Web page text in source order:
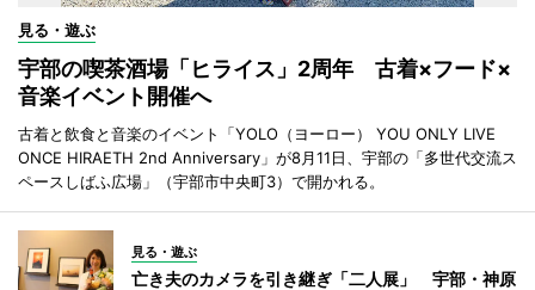
見る・遊ぶ
宇部の喫茶酒場「ヒライス」2周年 古着×フード×
音楽イベント開催へ
古着と飲食と音楽のイベント「YOLO（ヨーロー） YOU ONLY LIVE
ONCE HIRAETH 2nd Anniversary」が8月11日、宇部の「多世代交流ス
ペースしばふ広場」（宇部市中央町3）で開かれる。
見る・遊ぶ
亡き夫のカメラを引き継ぎ「二人展」 宇部・神原